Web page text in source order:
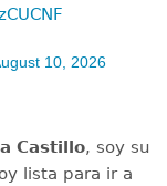
10, 2026
Castillo, soy su
lista para ir a